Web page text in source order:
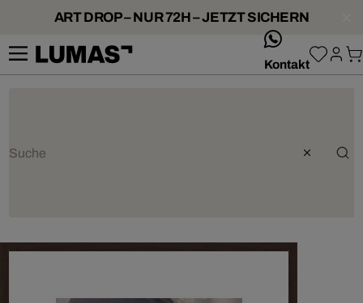
ART DROP – NUR 72H – JETZT SICHERN
Kontakt